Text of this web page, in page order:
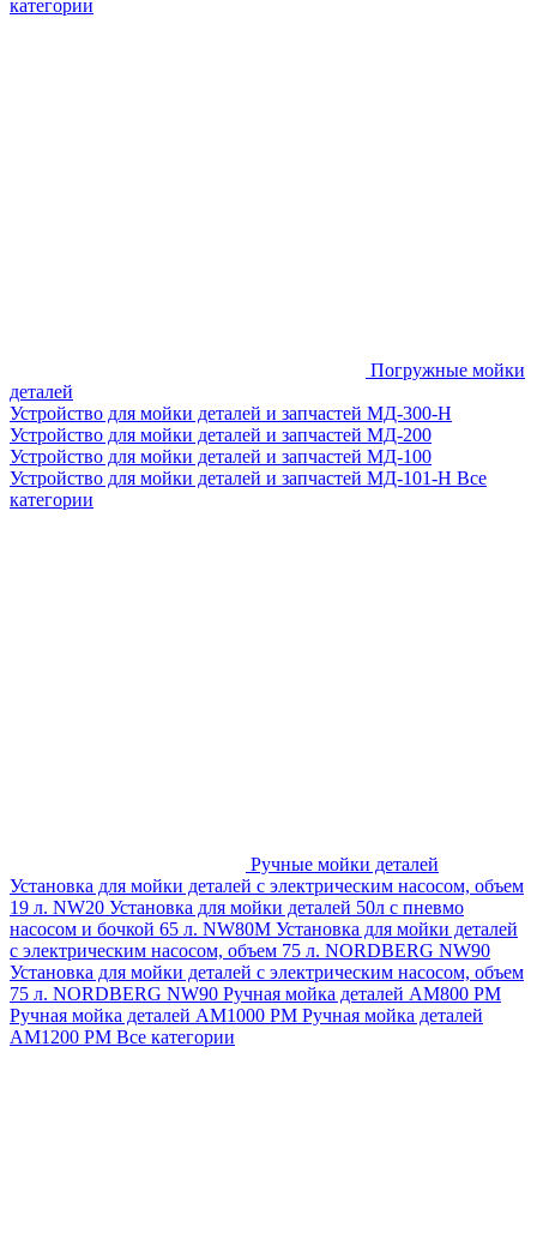
категории
Погружные мойки
деталей
Устройство для мойки деталей и запчастей МД-300-H
Устройство для мойки деталей и запчастей МД-200
Устройство для мойки деталей и запчастей МД-100
Устройство для мойки деталей и запчастей МД-101-Н Все
категории
Ручные мойки деталей
Установка для мойки деталей с электрическим насосом, объем
19 л. NW20 Установка для мойки деталей 50л с пневмо
насосом и бочкой 65 л. NW80M Установка для мойки деталей
с электрическим насосом, объем 75 л. NORDBERG NW90
Установка для мойки деталей с электрическим насосом, объем
75 л. NORDBERG NW90 Ручная мойка деталей АМ800 РМ
Ручная мойка деталей АМ1000 РМ Ручная мойка деталей
АМ1200 РМ Все категории